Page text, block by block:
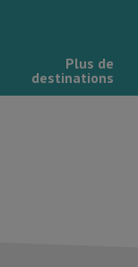
Plus de
destinations